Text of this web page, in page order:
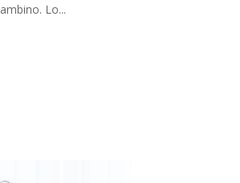
Lo...